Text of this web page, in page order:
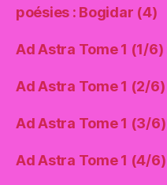
poésies : Bogidar (4)
Ad Astra Tome 1 (1/6)
Ad Astra Tome 1 (2/
Ad Astra Tome 1 (3/
Ad Astra Tome 1 (4/